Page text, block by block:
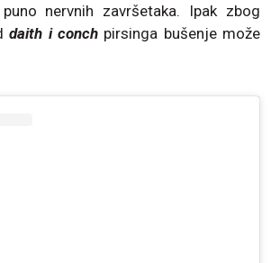
nervnih završetaka. Ipak zbog
daith i conch pirsinga bušenje može